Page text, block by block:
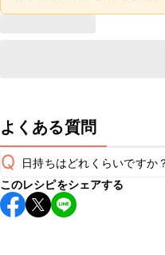
よくある質問
Q 日持ちはどれくらいですか
保存期間は冷蔵で翌日中が
し上がりください。
このレシピをシェアする